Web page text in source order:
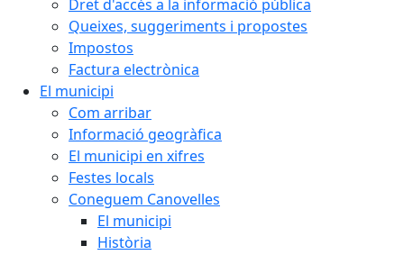
Dret d'accés a la informació pública
Queixes, suggeriments i propostes
Impostos
Factura electrònica
El municipi
Com arribar
Informació geogràfica
El municipi en xifres
Festes locals
Coneguem Canovelles
El municipi
Història